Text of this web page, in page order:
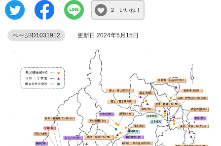
2 いいね！
ページID1031912 更新日 2024年5月15日